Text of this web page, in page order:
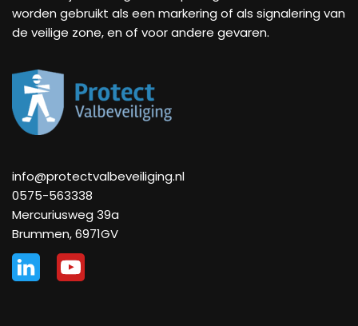
worden gebruikt als een markering of als signalering van
de veilige zone, en of voor andere gevaren.
info@protectvalbeveiliging.nl
0575-563338
Mercuriusweg 39a
Brummen,6971GV